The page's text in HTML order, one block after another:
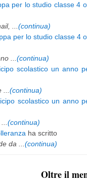
per lo studio classe 4
... (continua)
per lo studio classe 4
... (continua)
scolastico un anno
(continua)
scolastico un anno
(continua)
ha scritto
da ... (continua)
Oltre il